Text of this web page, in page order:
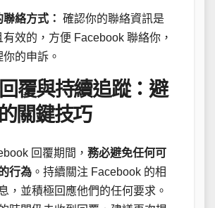
絡方式： 確認你的聯絡資訊是
有效的，方便 Facebook 聯絡你，
你的申訴。
覆與持續追蹤：避
關鍵技巧
回覆期間， 務必避免任何可
行為 。持續關注 Facebook 的相
，並積極回應他們的任何要求。